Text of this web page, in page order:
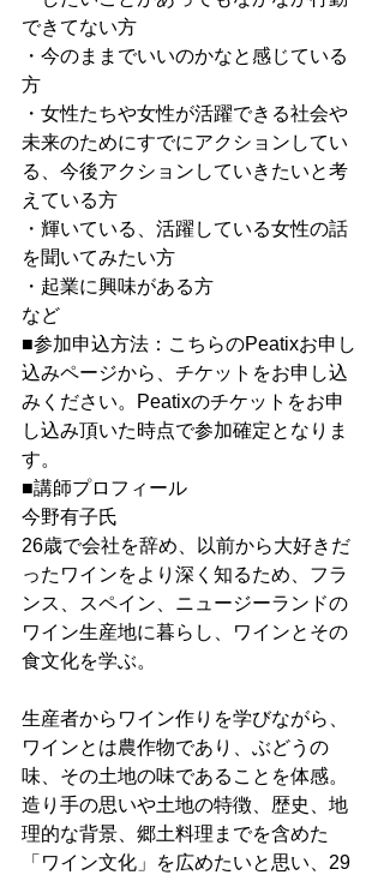
できてない⽅
・今のままでいいのかなと感じている
⽅
・⼥性たちや⼥性が活躍できる社会や
未来のためにすでにアクションしてい
る、今後アクションしていきたいと考
えている⽅
・輝いている、活躍している⼥性の話
を聞いてみたい⽅
・起業に興味がある方
など
■参加申込方法：こちらのPeatixお申し
込みページから、チケットをお申し込
みください。Peatixのチケットをお申
し込み頂いた時点で参加確定となりま
す。
■講師プロフィール
今野有子⽒
26歳で会社を辞め、以前から大好きだ
ったワインをより深く知るため、フラ
ンス、スペイン、ニュージーランドの
ワイン生産地に暮らし、ワインとその
食文化を学ぶ。
生産者からワイン作りを学びながら、
ワインとは農作物であり、ぶどうの
味、その土地の味であることを体感。
造り手の思いや土地の特徴、歴史、地
理的な背景、郷土料理までを含めた
「ワイン文化」を広めたいと思い、29